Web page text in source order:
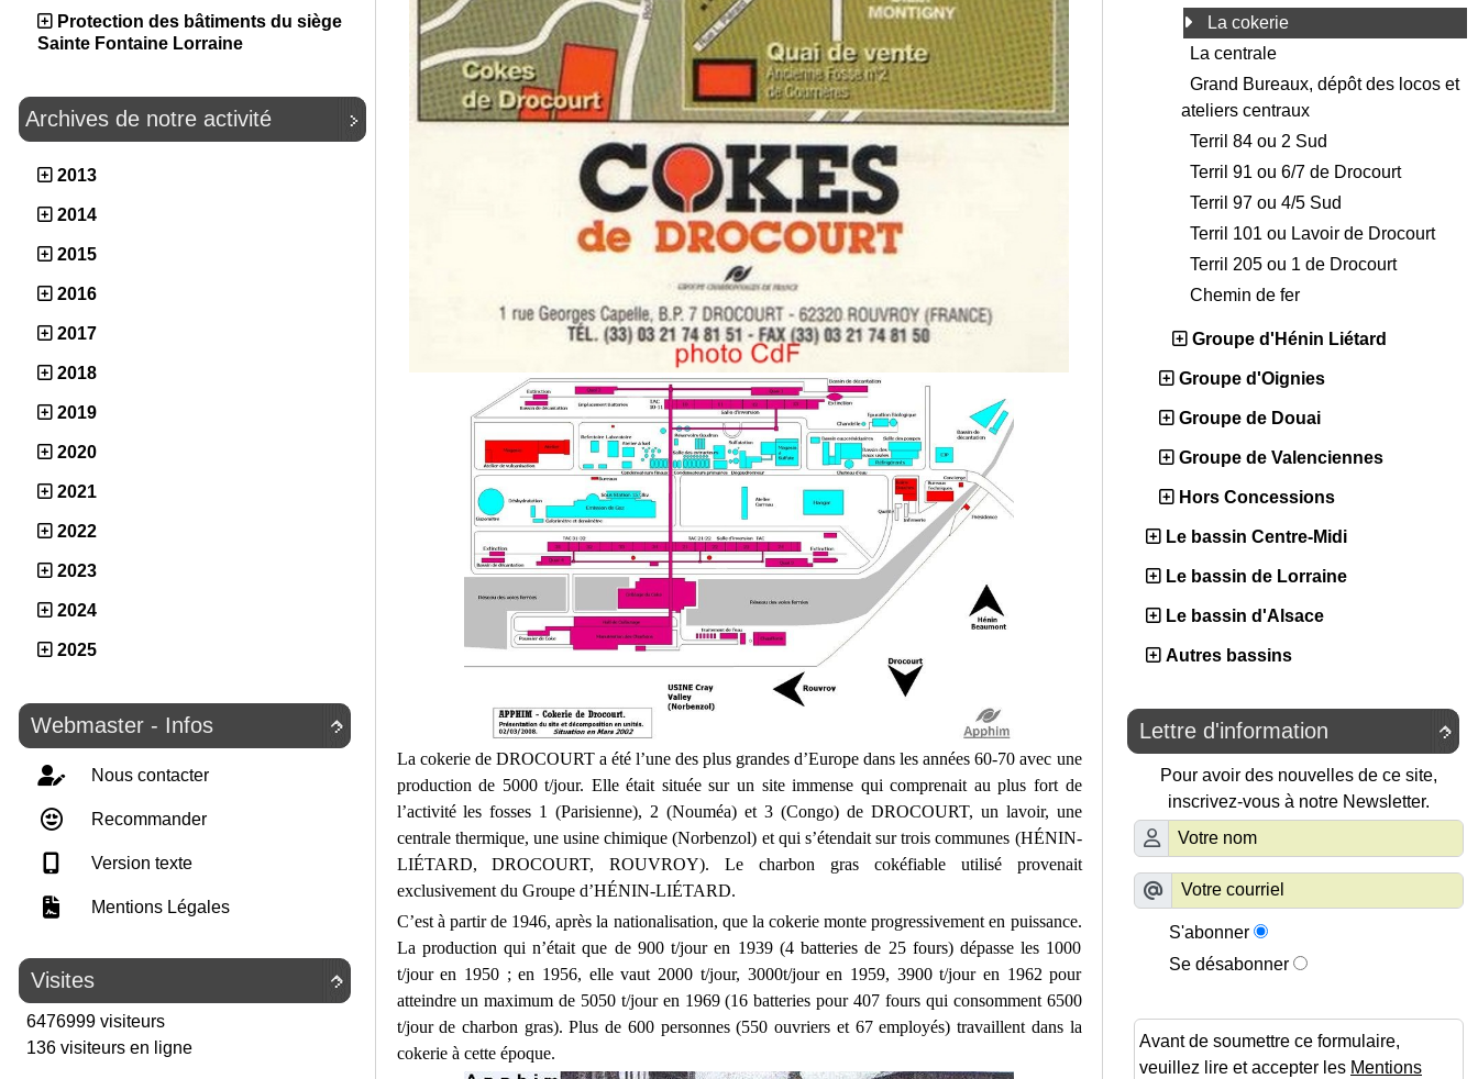
Protection des bâtiments du siège
Sainte Fontaine Lorraine
Archives de notre activité
2013
2014
2015
2016
2017
2018
2019
2020
2021
2022
2023
2024
2025

Webmaster - Infos
Nous contacter
Recommander
Version texte
Mentions Légales

Visites
6476999 visiteurs
136 visiteurs en ligne
La cokerie de DROCOURT a été l’une des plus grandes d’Europe dans les années 60-70 avec une
production de 5000 t/jour. Elle était située sur un site immense qui comprenait au plus fort de
l’activité les fosses 1 (Parisienne), 2 (Nouméa) et 3 (Congo) de DROCOURT, un lavoir, une
centrale thermique, une usine chimique (Norbenzol) et qui s’étendait sur trois communes (HÉNIN-
LIÉTARD, DROCOURT, ROUVROY). Le charbon gras cokéfiable utilisé provenait
exclusivement du Groupe d’HÉNIN-LIÉTARD.
C’est à partir de 1946, après la nationalisation, que la cokerie monte progressivement en puissance.
La production qui n’était que de 900 t/jour en 1939 (4 batteries de 25 fours) dépasse les 1000
t/jour en 1950 ; en 1956, elle vaut 2000 t/jour, 3000t/jour en 1959, 3900 t/jour en 1962 pour
atteindre un maximum de 5050 t/jour en 1969 (16 batteries pour 407 fours qui consomment 6500
t/jour de charbon gras). Plus de 600 personnes (550 ouvriers et 67 employés) travaillent dans la
cokerie à cette époque.
La cokerie
La centrale
Grand Bureaux, dépôt des locos et
ateliers centraux
Terril 84 ou 2 Sud
Terril 91 ou 6/7 de Drocourt
Terril 97 ou 4/5 Sud
Terril 101 ou Lavoir de Drocourt
Terril 205 ou 1 de Drocourt
Chemin de fer
Groupe d'Hénin Liétard
Groupe d'Oignies
Groupe de Douai
Groupe de Valenciennes
Hors Concessions
Le bassin Centre-Midi
Le bassin de Lorraine
Le bassin d'Alsace
Autres bassins

Lettre d'information
Pour avoir des nouvelles de ce site,
inscrivez-vous à notre Newsletter.
S'abonner
Se désabonner
Avant de soumettre ce formulaire,
veuillez lire et accepter les Mentions